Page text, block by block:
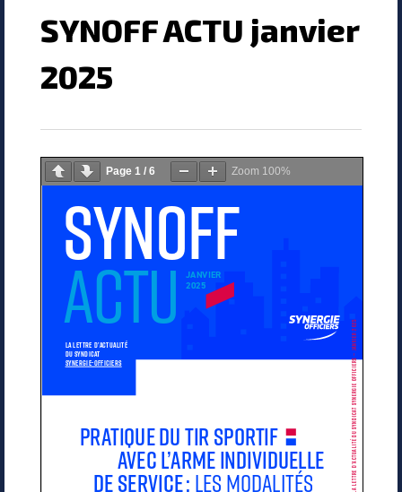
SYNOFF ACTU janvier
2025
Page 1 / 6 Zoom 100%